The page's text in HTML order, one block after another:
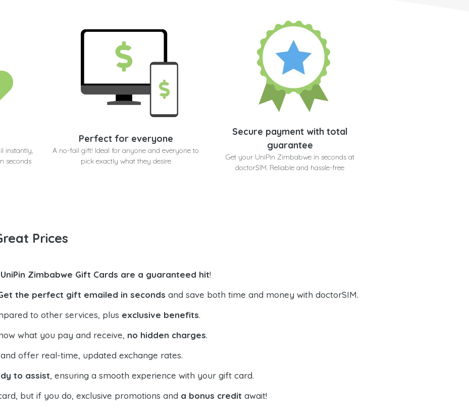
instantly,
seconds
Perfect for everyone
A no-fail gift! Ideal for anyone and everyone to
pick exactly what they desire
Secure payment with total
guarantee
Get your UniPin Zimbabwe in seconds at
doctorSIM. Reliable and hassle-free
Prices
UniPin Zimbabwe Gift Cards are a guaranteed hit!
the perfect gift emailed in seconds and save both time and money with doctorSIM.
to other services, plus exclusive benefits.
what you pay and receive, no hidden charges.
and offer real-time, updated exchange rates.
to assist, ensuring a smooth experience with your gift card.
but if you do, exclusive promotions and a bonus credit await!